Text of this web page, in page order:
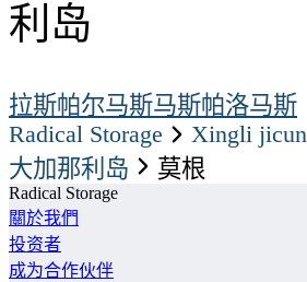
利岛
拉斯帕尔马斯马斯帕洛马斯
Radical Storage
xingli jicun
大加那利岛
莫根
Radical Storage
關於我們
投资者
成为合作伙伴